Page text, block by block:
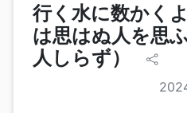
行く水に数かく
は思はぬ人を思
人しらず）